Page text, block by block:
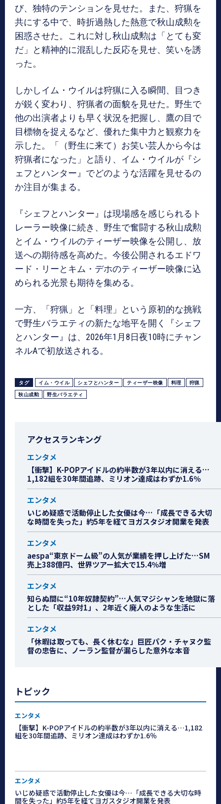
び、独特のテンションを見せた。また、狩猟を
共にする中で、時折過熱した熱意で秋山成勲を
困惑させた。これに対し秋山成勲は「とても変
だ」と精神的に混乱した反応を見せ、笑いを誘
った。
しかしイム・ウイルは狩猟に入る瞬間、目つき
が鋭く変わり、狩猟者の面貌を見せた。野生で
他の出演者よりも早く状況を把握し、鷹の目で
目標物を捉えるなど、優れた集中力と観察力を
示した。「（野生に来て）お笑い芸人から今は
狩猟者になった」と語り、イム・ウイルが『シ
ェフとハンター』でどのような活躍を見せるの
か注目が集まる。
『シェフとハンター』は現場感を感じられるト
レーラー映像に続き、野生で奮闘する秋山成勲
とイム・ウイルのティーザー映像を公開し、放
送への期待感を高めた。今後公開されるエドワ
ード・リーとキム・デホのティーザー映像に込
められる光景も期待を集める。
一方、「狩猟」と「料理」という原初的な挑戦
で野生バラエティの新たな地平を開く『シェフ
とハンター』は、2026年1月8日夜10時にチャン
ネルAで初放送される。
タグ イム・ウイル シェフとハンター ティーザー映像 料理 狩猟
秋山成勲 野生バラエティ
アクセスランキング
エンタメ
【衝撃】K-POPアイドルの約半数が3年以内に消える…
1,182組を30年間追跡、ミリオン達成はわずか1.6％
エンタメ
いじめ疑惑で活動停止した女優は今…「成長できる大切
な時間を失った」約5年を経てヨガスタジオ開業を発表
エンタメ
aespa“東京ドーム級”の人気が業績を押し上げた…SM
売上388億円、世界ツアー拡大で15.4％増
エンタメ
知らぬ間に“10年奴隷契約”…人気マジシャンを地獄に落
とした「収益9対1」、2年近く廃人のような生活に
エンタメ
「休暇は取っても、長く休むな」巨匠パク・チャヌク監
督の忠告に、ノーラン監督が漏らした意外な本音
トピック
エンタメ
【衝撃】K-POPアイドルの約半数が3年以内に消える…1,182
組を30年間追跡、ミリオン達成はわずか1.6％
エンタメ
いじめ疑惑で活動停止した女優は今…「成長できる大切な時
間を失った」約5年を経てヨガスタジオ開業を発表